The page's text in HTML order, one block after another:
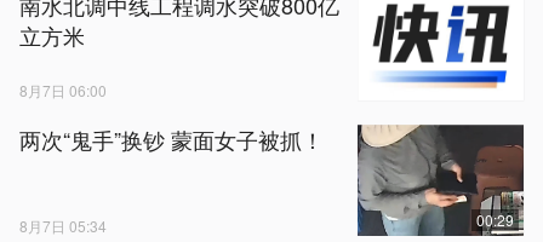
立方米
8月7日 06:00
两次“鬼手”换钞 蒙面女子被抓！
8月7日 05:34 00:29